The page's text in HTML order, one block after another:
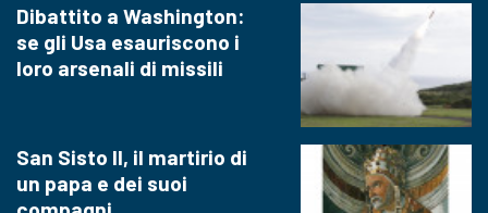
Dibattito a Washington:
se gli Usa esauriscono i
loro arsenali di missili
San Sisto II, il martirio di
un papa e dei suoi